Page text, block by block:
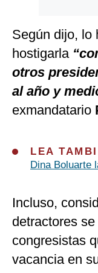
Según dijo, lo
hostigarla
otros
al año y
exmandatario
LEA
Dina Boluarte
Incluso,
detractores
congresistas
vacancia en